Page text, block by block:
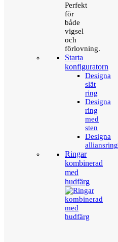
Perfekt
för
både
vigsel
och
förlovning.
Starta
konfiguratorn
Designa
slät
ring
Designa
ring
med
sten
Designa
alliansring
Ringar
kombinerad
med
hudfärg